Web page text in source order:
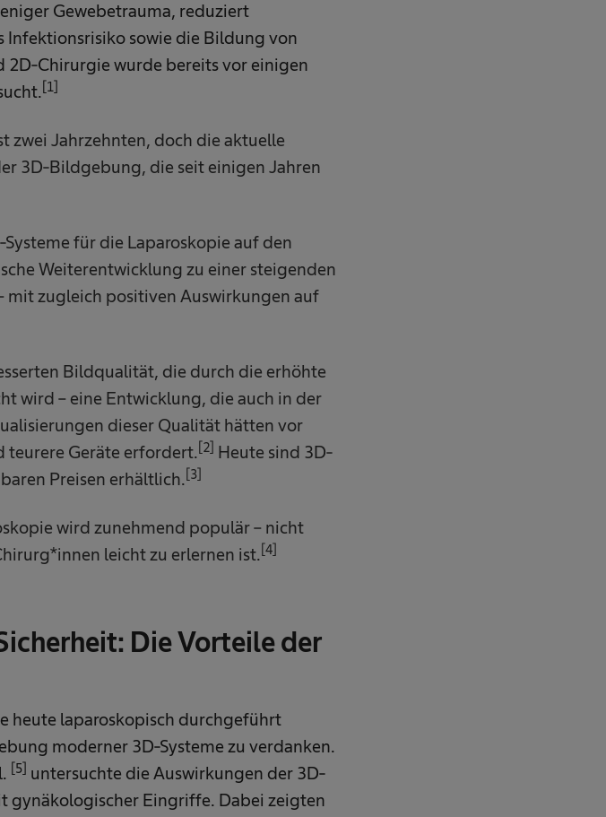
Gewebetrauma, reduziert
sowie die Bildung von
2D-Chirurgie wurde bereits vor einigen
[1]
zwei Jahrzehnten, doch die aktuelle
3D-Bildgebung, die seit einigen Jahren
für die Laparoskopie auf den
Weiterentwicklung zu einer steigenden
mit zugleich positiven Auswirkungen auf
Bildqualität, die durch die erhöhte
wird – eine Entwicklung, die auch in der
dieser Qualität hätten vor
teurere Geräte erfordert.[2] Heute sind 3D-
Preisen erhältlich.[3]
wird zunehmend populär – nicht
leicht zu erlernen ist.[4]
Die Vorteile der
heute laparoskopisch durchgeführt
moderner 3D-Systeme zu verdanken.
[5] untersuchte die Auswirkungen der 3D-
gynäkologischer Eingriffe. Dabei zeigten